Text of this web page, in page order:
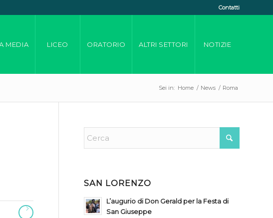
Contatti
MEDIA LICEO ORATORIO ALTRI SETTORI NOTIZIE
Sei in: Home / News / Roma
SAN LORENZO
L’augurio di Don Gerald per la Festa di
San Giuseppe